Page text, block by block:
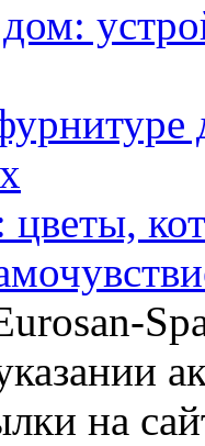
цветы,
на